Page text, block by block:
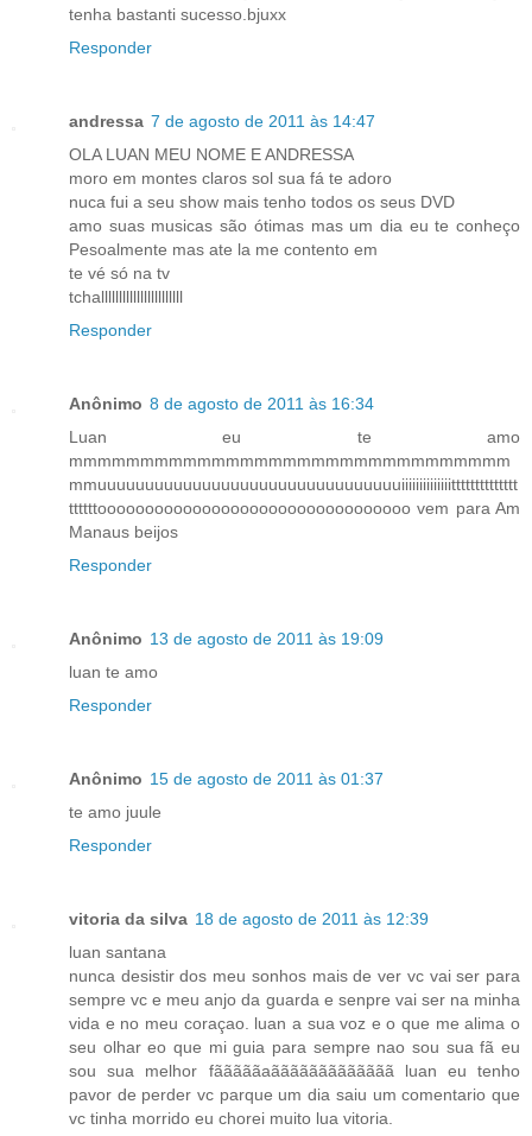
tenha bastanti sucesso.bjuxx
Responder
andressa 7 de agosto de 2011 às 14:47
OLA LUAN MEU NOME E ANDRESSA
moro em montes claros sol sua fá te adoro
nuca fui a seu show mais tenho todos os seus DVD
amo suas musicas são ótimas mas um dia eu te conheço
Pesoalmente mas ate la me contento em
te vé só na tv
tchalllllllllllllllllllllll
Responder
Anônimo 8 de agosto de 2011 às 16:34
Luan eu te amo
mmmmmmmmmmmmmmmmmmmmmmmmmmmmmmm
mmuuuuuuuuuuuuuuuuuuuuuuuuuuuuuuuuiiiiiiiiiiiiiitttttttttttttt
ttttttooooooooooooooooooooooooooooooooo vem para Am
Manaus beijos
Responder
Anônimo 13 de agosto de 2011 às 19:09
luan te amo
Responder
Anônimo 15 de agosto de 2011 às 01:37
te amo juule
Responder
vitoria da silva 18 de agosto de 2011 às 12:39
luan santana
nunca desistir dos meu sonhos mais de ver vc vai ser para
sempre vc e meu anjo da guarda e senpre vai ser na minha
vida e no meu coraçao. luan a sua voz e o que me alima o
seu olhar eo que mi guia para sempre nao sou sua fã eu
sou sua melhor fãããããaããããããããããããã luan eu tenho
pavor de perder vc parque um dia saiu um comentario que
vc tinha morrido eu chorei muito lua vitoria.